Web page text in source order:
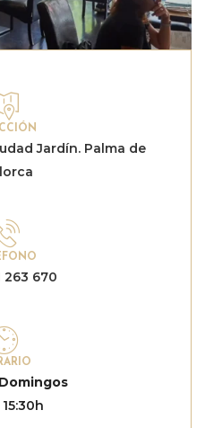
Jardín. Palma de
263 670
Domingos